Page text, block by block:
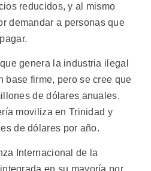
reducidos, y al mismo
demandar a personas que
genera la industria ilegal
base firme, pero se cree que
de dólares anuales.
moviliza en Trinidad y
de dólares por año.
Internacional de la